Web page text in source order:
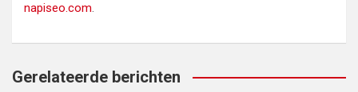
napiseo.com.
Gerelateerde berichten